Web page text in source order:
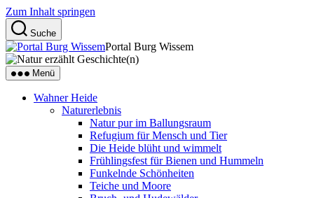
Zum Inhalt springen
Suche
Portal Burg Wissem
Menü
Wahner Heide
Naturerlebnis
Natur pur im Ballungsraum
Refugium für Mensch und Tier
Die Heide blüht und wimmelt
Frühlingsfest für Bienen und Hummeln
Funkelnde Schönheiten
Teiche und Moore